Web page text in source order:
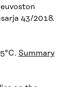
43/2018.
Summary